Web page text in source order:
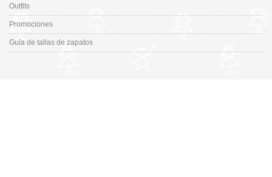
Outfits
Promociones
Guía de tallas de zapatos